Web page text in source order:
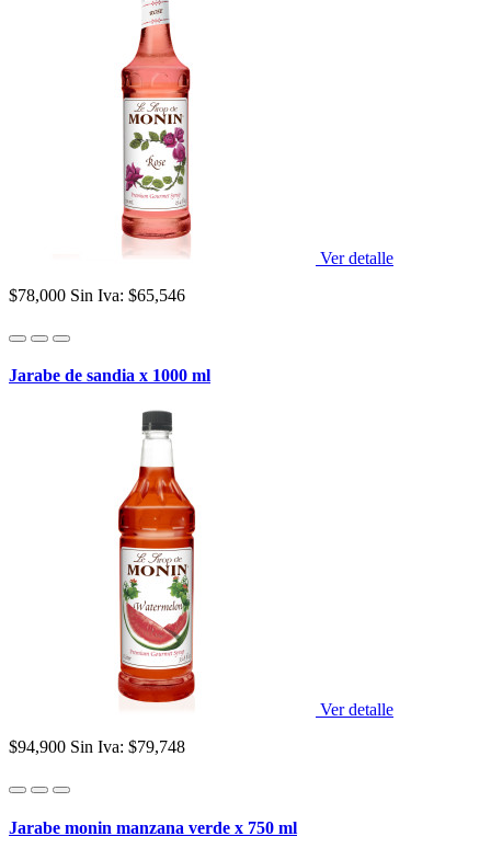
Ver detalle
$78,000 Sin Iva: $65,546
Jarabe de sandia x 1000 ml
Ver detalle
$94,900 Sin Iva: $79,748
Jarabe monin manzana verde x 750 ml